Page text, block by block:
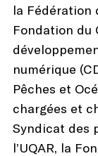
la Fédération
Fondation du
numérique
Pêches et
chargées et
Syndicat des
l’UQAR, la